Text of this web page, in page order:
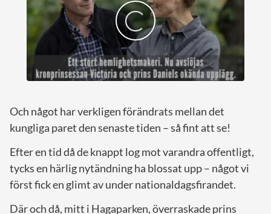
Och något har verkligen förändrats mellan det
kungliga paret den senaste tiden – så fint att se!
Efter en tid då de knappt log mot varandra offentligt,
tycks en härlig nytändning ha blossat upp – något vi
först fick en glimt av under nationaldagsfirandet.
Där och då, mitt i Hagaparken, överraskade prins